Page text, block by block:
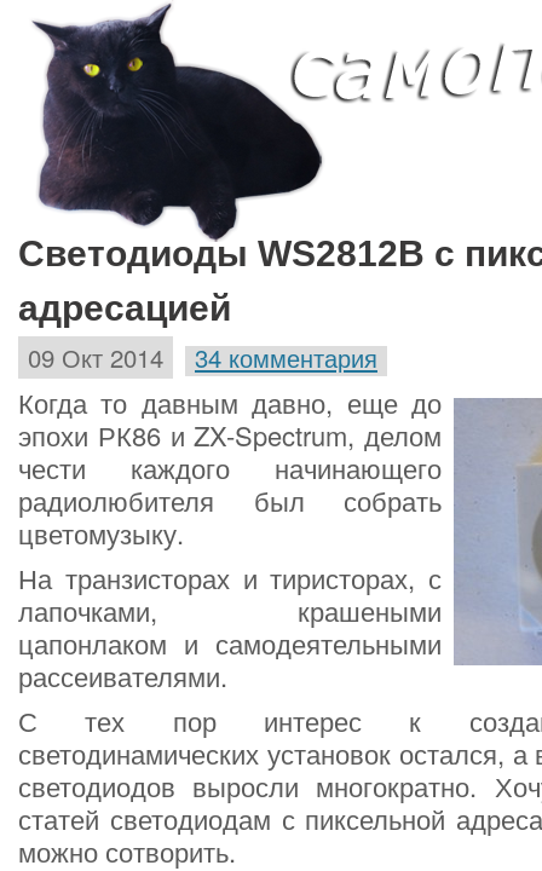
Светодиоды WS2812B с
адресацией
09 Окт 2014 34 комментария
Когда то давным давно, еще до
эпохи РК86 и ZX-Spectrum, делом
чести каждого начинающего
радиолюбителя был собрать
цветомузыку.
На транзисторах и тиристорах, с
лапочками, крашеными
цапонлаком и самодеятельными
рассеивателями.
С тех пор интерес к
светодинамических установок остался,
светодиодов выросли многократно.
статей светодиодам с пиксельной
можно сотворить.